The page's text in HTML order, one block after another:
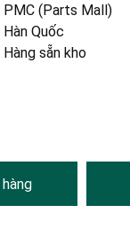
PMC (Parts Mall)
Hàn Quốc
Hàng sẵn kho